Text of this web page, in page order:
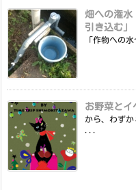
畑への潅水
引き込む」
「作物への
お野菜とイ
から、わず